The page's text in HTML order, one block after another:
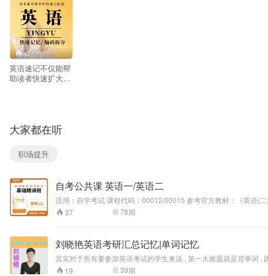
42
英语速记不仅能帮
助读者快速扩大词
TOEFL和GRE考试
的有一定的帮助。
尤其对初学英语
者，有很大帮助!
大家都在听
职场提升
自考公共课 英语一/英语二
37
76期
刘晓艳英语考研汇总记忆|单词记忆
其实对于所有要参加英语考试的学生来说 , 第一大难题就是背单词 . 因为单词似乎总是背了 就忘，好像网上人们调侃地那样：“因为单词，不会轻易悲伤，所以一切都是当初的摸样 ; 因为单词，基本不生长，尽管每天都在
19 39期